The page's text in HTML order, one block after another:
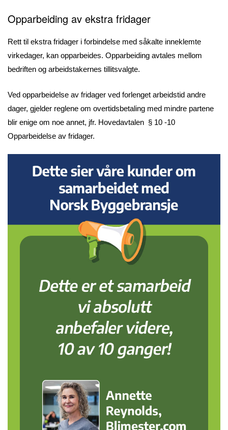
Opparbeiding av ekstra fridager
Rett til ekstra fridager i forbindelse med såkalte inneklemte
virkedager, kan opparbeides. Opparbeiding avtales mellom
bedriften og arbeidstakernes tillitsvalgte.
Ved opparbeidelse av fridager ved forlenget arbeidstid andre
dager, gjelder reglene om overtidsbetaling med mindre partene
blir enige om noe annet, jfr. Hovedavtalen § 10 -10
Opparbeidelse av fridager.